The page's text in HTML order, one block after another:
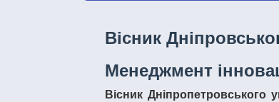
Вісник
Менеджмент
Вісник Дніпропетровського